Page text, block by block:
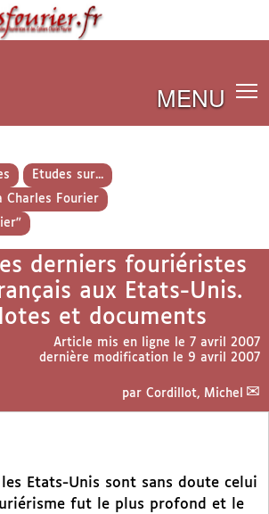
MENU
Etudes sur...
Charles Fourier
derniers fouriéristes
aux Etats-Unis.
et documents
Article mis en ligne le 7 avril 2007
dernière modification le 9 avril 2007
par Cordillot, Michel
Etats-Unis sont sans doute celui
fut le plus profond et le